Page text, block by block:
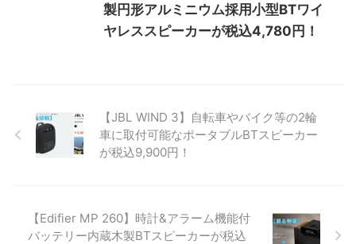
製円形アルミニウム採用小型BTワイ
ヤレススピーカーが税込4,780円！
【JBL WIND 3】自転車やバイク等の2輪
車に取付可能なポータブルBTスピーカー
が税込9,900円！
【Edifier MP 260】時計&アラーム機能付
バッテリー内蔵木製BTスピーカーが税込